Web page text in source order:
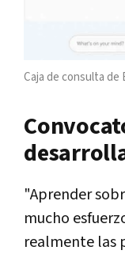
Caja de consulta de
"Aprender
mucho
realmente las